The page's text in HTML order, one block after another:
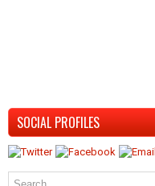
SOCIAL PROFILES